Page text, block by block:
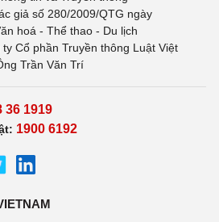
giả số 280/2009/QTG ngày
hoá - Thể thao - Du lịch
Cổ phần Truyền thông Luật Việt
Trần Văn Trí
36 1919
1900 6192